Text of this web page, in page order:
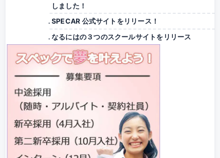
しました！
SPECAR 公式サイトをリリース！
なるにはの３つのスクールサイトをリリース